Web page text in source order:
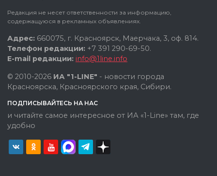
Редакция не несет ответственности за информацию,
содержащуюся в рекламных объявлениях.
Адрес: 660075, г. Красноярск, Маерчака, 3, оф. 814.
Телефон редакции: +7 391 290-69-50.
E-mail редакции: info@1line.info
© 2010-2026 ИА "1-LINE" - новости города
Красноярска, Красноярского края, Сибири.
ПОДПИСЫВАЙТЕСЬ НА НАС
и читайте самое интересное от ИА «1-Line» там, где
удобно